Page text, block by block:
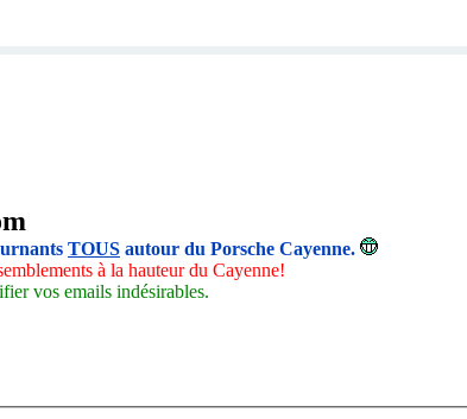
TOUS autour du Porsche Cayenne.
à la hauteur du Cayenne!
vos emails indésirables.